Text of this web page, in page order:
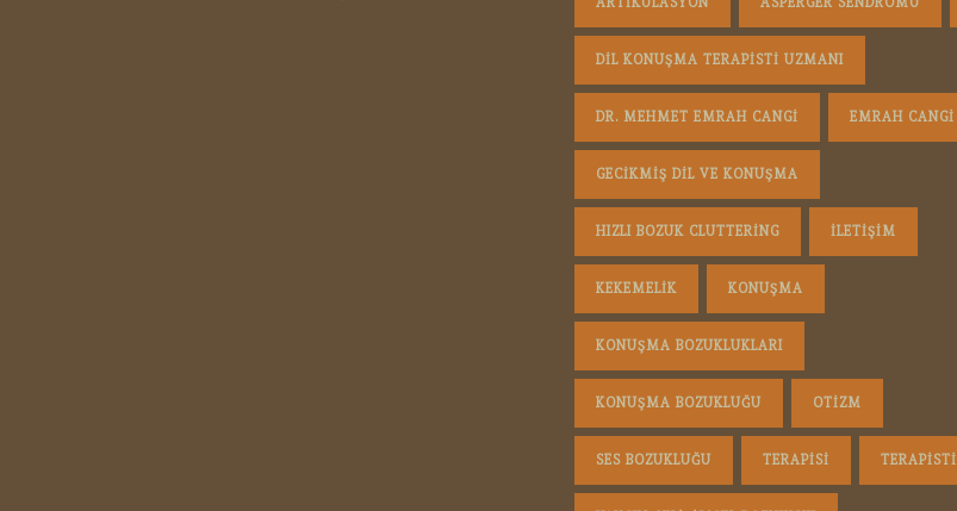
ARTIKÜLASYON ASPERGER SENDROMU
DIL KONUŞMA TERAPISTI UZMANI
DR. MEHMET EMRAH CANGI EMRAH CANGI
GECIKMIŞ DIL VE KONUŞMA
HIZLI BOZUK CLUTTERING ILETIŞIM
KEKEMELIK KONUŞMA
KONUŞMA BOZUKLUKLARI
KONUŞMA BOZUKLUĞU OTIZM
SES BOZUKLUĞU TERAPISI TERAPISTI